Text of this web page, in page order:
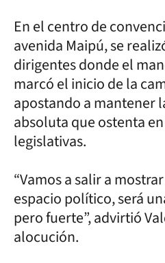
En el centro de
avenida Maipú, se
dirigentes donde el
marcó el inicio de la
apostando a mantener
absoluta que ostenta
legislativas.
“Vamos a salir a
espacio político, será
pero fuerte”, advirtió
alocución.